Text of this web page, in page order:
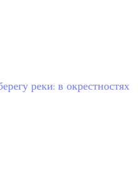
реки: в окрестностях